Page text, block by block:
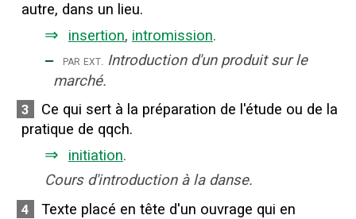
autre, dans un lieu.
⇒ insertion, intromission.
‒ par ext. Introduction d'un produit sur le
marché.
3
Ce qui sert à la préparation de l'étude ou de la
pratique de qqch.
⇒ initiation.
Cours d'introduction à la danse.
4
Texte placé en tête d'un ouvrage qui en